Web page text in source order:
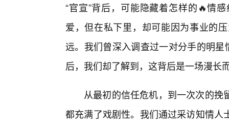
“官宣”背后，可能隐藏着怎样的🔥情
爱，但在私下里，却可能因为事业的
远。我们曾深入调查过一对分手的明
后，我们却了解到，这背后是一场漫长
从最初的信任危机，到一次次的
都充满了戏剧性。我们通过采访知情